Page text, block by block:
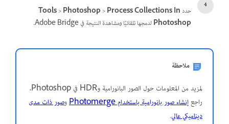
حدد Tools>Photoshop>Process Collections In
Photoshopلدمجها تلقائيًا ومشاهدة النتيجة في Adobe Bridge.
ملاحظة
لمزيد من المعلومات حول الصور البانورامية وHDR في Photoshop،
راجعإنشاء صور بانورامية باستخدام Photomerge وصور ذات مدى
ديناميكي عالي.